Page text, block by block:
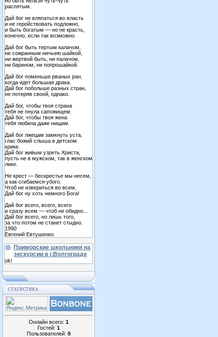
распятым.
Дай бог не вляпаться во власть
и не геройствовать подложно,
и быть богатым — но не красть,
конечно, если так возможно.
Дай бог быть тертым калачом,
не сожранным ничьею шайкой,
ни жертвой быть, ни палачом,
ни барином, ни попрошайкой.
Дай бог поменьше рваных ран,
когда идет большая драка.
Дай бог побольше разных стран,
не потеряв своей, однако.
Дай бог, чтобы твоя страна
тебя не пнула сапожищем.
Дай бог, чтобы твоя жена
тебя любила даже нищим.
Дай бог лжецам замкнуть уста,
глас божий слыша в детском
крике.
Дай бог живым узреть Христа,
пусть не в мужском, так в женском
лике.
Не крест — бескрестье мы несем,
а как сгибаемся убого.
Чтоб не извериться во всем,
Дай бог ну хоть немного Бога!
Дай бог всего, всего, всего
и сразу всем — чтоб не обидно...
Дай бог всего, но лишь того,
за что потом не станет стыдно.
1990
Евгений Евтушенко.
Приморские школьники на
экскурсии в г.Волгограде
ok!
СТАТИСТИКА
Онлайн всего: 1
Гостей: 1
Пользователей: 0